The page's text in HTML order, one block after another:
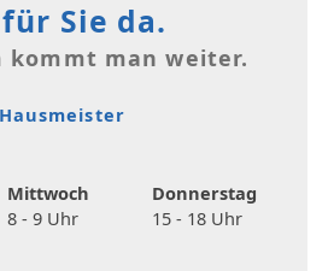
Sie da.
kommt man weiter.
Mittwoch
8 - 9 Uhr
Donnerstag
15 - 18 Uhr